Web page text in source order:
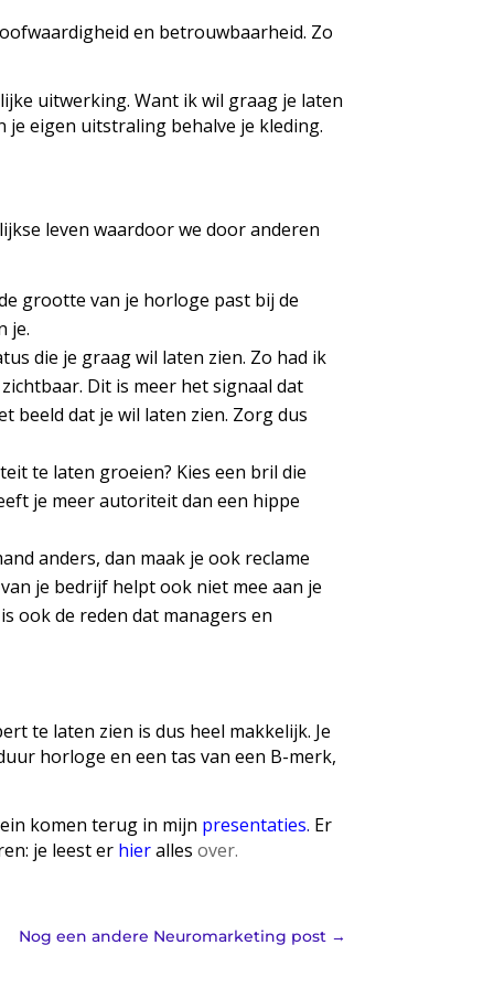
en betrouwbaarheid. Zo
uitwerking. Want ik wil graag je laten
eigen uitstraling behalve je kleding.
leven waardoor we door anderen
grootte van je horloge past bij de
je.
die je graag wil laten zien. Zo had ik
Dit is meer het signaal dat
beeld dat je wil laten zien. Zorg dus
te laten groeien? Kies een bril die
je meer autoriteit dan een hippe
anders, dan maak je ook reclame
je bedrijf helpt ook niet mee aan je
ook de reden dat managers en
te laten zien is dus heel makkelijk. Je
horloge en een tas van een B-merk,
komen terug in mijn presentaties. Er
je leest er hieralles over.
Nog een andere Neuromarketing post→